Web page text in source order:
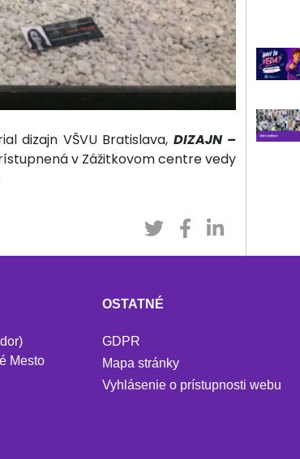
dizajn VŠVU Bratislava, DIZAJN –
v Zážitkovom centre vedy
Mesto
OSTATNÉ
GDPR
Mapa stránky
Vyhlásenie o prístupnosti webu